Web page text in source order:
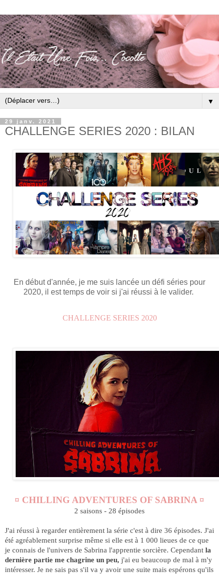
▼
29 janv. 2021
CHALLENGE SERIES 2020 : BILAN
En début d'année, je me suis lancée un défi séries pour
2020, il est temps de voir si j'ai réussi à le valider.
CHALLENGE SERIES 2020
¤ CHILLING ADVENTURES OF SABRINA ¤
2 saisons - 28 épisodes
J'ai réussi à regarder entièrement la série c'est à dire 36 épisodes. J'ai
été agréablement surprise même si elle est à 1 000 lieues de ce que
je connais de l'univers de Sabrina l'apprentie sorcière. Cependant la
dernière partie me chagrine un peu, j'ai eu beaucoup de mal à m'y
intéresser. Je ne sais pas s'il va y avoir une suite mais espérons qu'ils